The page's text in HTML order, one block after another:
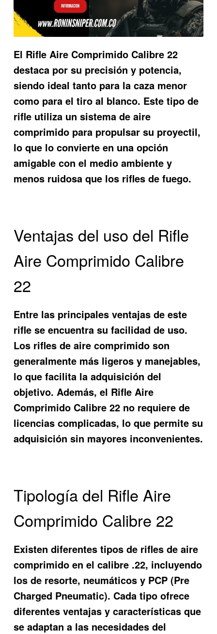
El Rifle Aire Comprimido Calibre 22
destaca por su precisión y potencia,
siendo ideal tanto para la caza menor
como para el tiro al blanco. Este tipo de
rifle utiliza un sistema de aire
comprimido para propulsar su proyectil,
lo que lo convierte en una opción
amigable con el medio ambiente y
menos ruidosa que los rifles de fuego.
Ventajas del uso del Rifle
Aire Comprimido Calibre
22
Entre las principales ventajas de este
rifle se encuentra su facilidad de uso.
Los rifles de aire comprimido son
generalmente más ligeros y manejables,
lo que facilita la adquisición del
objetivo. Además, el Rifle Aire
Comprimido Calibre 22 no requiere de
licencias complicadas, lo que permite su
adquisición sin mayores inconvenientes.
Tipología del Rifle Aire
Comprimido Calibre 22
Existen diferentes tipos de rifles de aire
comprimido en el calibre .22, incluyendo
los de resorte, neumáticos y PCP (Pre
Charged Pneumatic). Cada tipo ofrece
diferentes ventajas y características que
se adaptan a las necesidades del